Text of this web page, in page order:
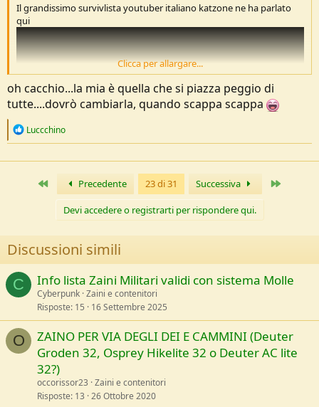
Il grandissimo survivlista youtuber italiano katzone ne ha parlato
qui
Clicca per allargare...
oh cacchio...la mia è quella che si piazza peggio di
tutte....dovrò cambiarla, quando scappa scappa
R
c
Luccchino
Primo Precedente 23 di 31 Successiva
Devi accedere o registrarti per rispondere qui.
Discussioni simili
C Info lista Zaini Militari validi con sistema Molle
Cyberpunk Zaini e contenitori
Risposte 15 16 Settembre 2025
O
ZAINO PER VIA DEGLI DEI E CAMMINI (Deuter
Groden 32, Osprey Hikelite 32 o Deuter AC lite
32?)
occorissor23 Zaini e contenitori
Risposte 13 26 Ottobre 2020